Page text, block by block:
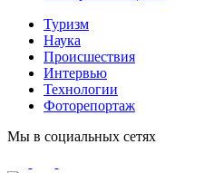
Туризм
Наука
Происшествия
Интервью
Технологии
Фоторепортаж
Мы в социальных сетях